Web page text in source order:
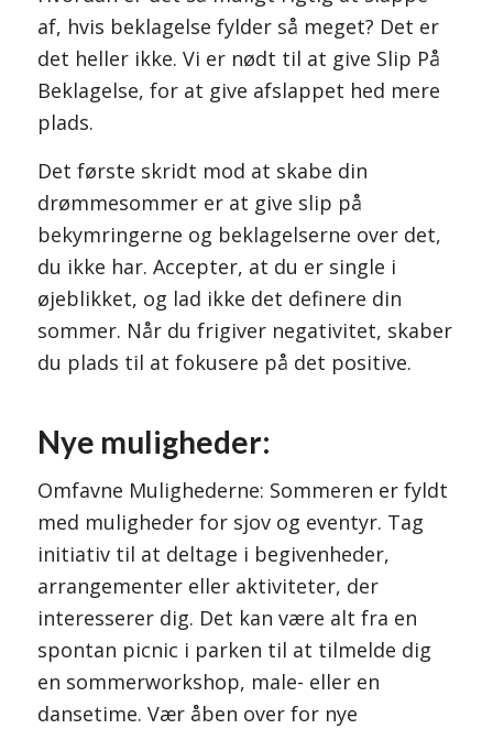
af, hvis beklagelse fylder så meget? Det er
det heller ikke. Vi er nødt til at give Slip På
Beklagelse, for at give afslappet hed mere
plads.
Det første skridt mod at skabe din
drømmesommer er at give slip på
bekymringerne og beklagelserne over det,
du ikke har. Accepter, at du er single i
øjeblikket, og lad ikke det definere din
sommer. Når du frigiver negativitet, skaber
du plads til at fokusere på det positive.
Nye muligheder:
Omfavne Mulighederne: Sommeren er fyldt
med muligheder for sjov og eventyr. Tag
initiativ til at deltage i begivenheder,
arrangementer eller aktiviteter, der
interesserer dig. Det kan være alt fra en
spontan picnic i parken til at tilmelde dig
en sommerworkshop, male- eller en
dansetime. Vær åben over for nye